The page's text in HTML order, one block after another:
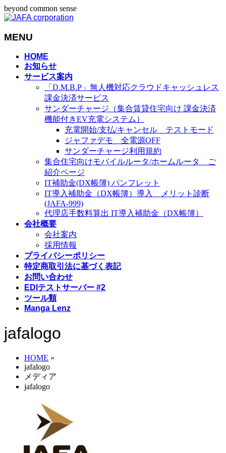
beyond common sense
MENU
HOME
お知らせ
サービス案内
「D.M.B.P」無人機対応クラウドキャッシュレス
課金決済サービス
サンダーチャージ（集合賃貸住宅向け 課金決済
機能付きEV充電システム）
充電開始/支払/キャンセル テストモード
ジャファデモ 全電源OFF
サンダーチャージ利用規約
集合住宅向けモバイルルータ/ホームルータ ご
紹介ページ
IT補助金(DX帳簿) パンフレット
IT導入補助金（DX帳簿）導入 メリット診断
(JAFA-999)
代理店手数料算出 IT導入補助金（DX帳簿）
会社概要
会社案内
採用情報
プライバシーポリシー
特定商取引法に基づく表記
お問い合わせ
EDIテストサーバー #2
ツール類
Manga Lenz
jafalogo
HOME »
jafalogo
メディア
jafalogo